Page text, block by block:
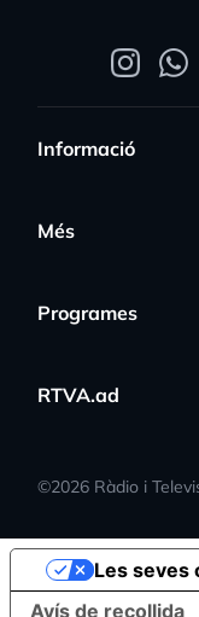
Informació
Més
Programes
RTVA.ad
©2026 Ràdio i
Avís de recollida
Les seves